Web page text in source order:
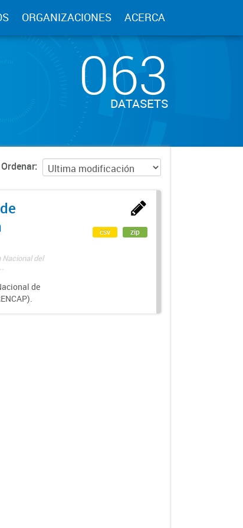
ORGANIZACIONES ACERCA
063
DATASETS
Ordenar
del
de
csv zip